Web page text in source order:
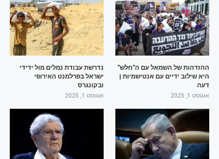
ההזדהות של השמאל עם ה"חלש"
היא שילוב ידיים עם אנטישמיות |
דעה
אוגוסט 1, 2025
נדרשת עבודת נמלים מול ידידי
ישראל בפרלמנט האירופי
ובקונגרס
אוגוסט 1, 2025